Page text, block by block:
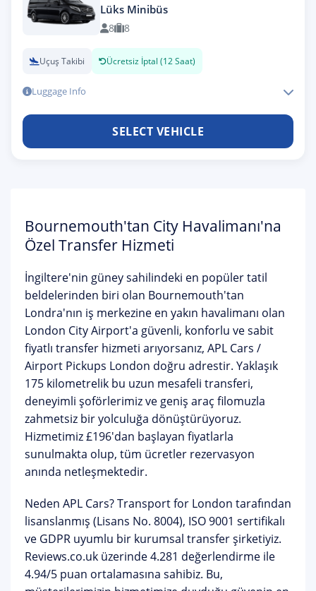
Lüks Minibüs
8 8
Uçuş Takibi Ücretsiz İptal (12 Saat)
Luggage Info
SELECT VEHICLE
Bournemouth'tan City Havalimanı'na
Özel Transfer Hizmeti
İngiltere'nin güney sahilindeki en popüler tatil
beldelerinden biri olan Bournemouth'tan
Londra'nın iş merkezine en yakın havalimanı olan
London City Airport'a güvenli, konforlu ve sabit
fiyatlı transfer hizmeti arıyorsanız, APL Cars /
Airport Pickups London doğru adrestir. Yaklaşık
175 kilometrelik bu uzun mesafeli transferi,
deneyimli şoförlerimiz ve geniş araç filomuzla
zahmetsiz bir yolculuğa dönüştürüyoruz.
Hizmetimiz£196'dan başlayan fiyatlarla
sunulmakta olup, tüm ücretler rezervasyon
anında netleşmektedir.
Neden APL Cars?Transport for London tarafından
lisanslanmış (Lisans No. 8004), ISO 9001 sertifikalı
ve GDPR uyumlu bir kurumsal transfer şirketiyiz.
Reviews.co.uk üzerinde 4.281 değerlendirme ile
4.94/5 puan ortalamasına sahibiz. Bu,